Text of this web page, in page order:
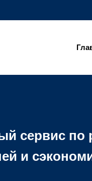
сервис по
и